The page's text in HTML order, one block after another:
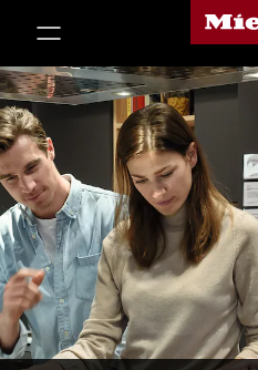
Mieleの